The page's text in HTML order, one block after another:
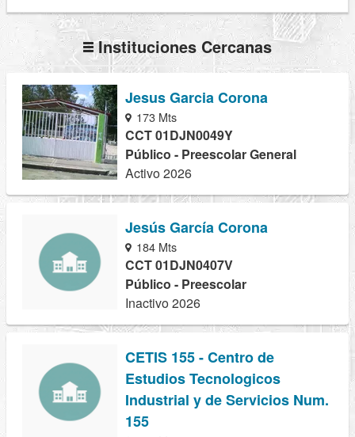
Instituciones Cercanas
Jesus Garcia Corona
173 Mts
CCT 01DJN0049Y
Público - Preescolar General
Activo 2026
Jesús García Corona
184 Mts
CCT 01DJN0407V
Público - Preescolar
Inactivo 2026
CETIS 155 - Centro de
Estudios Tecnologicos
Industrial y de Servicios Num.
155